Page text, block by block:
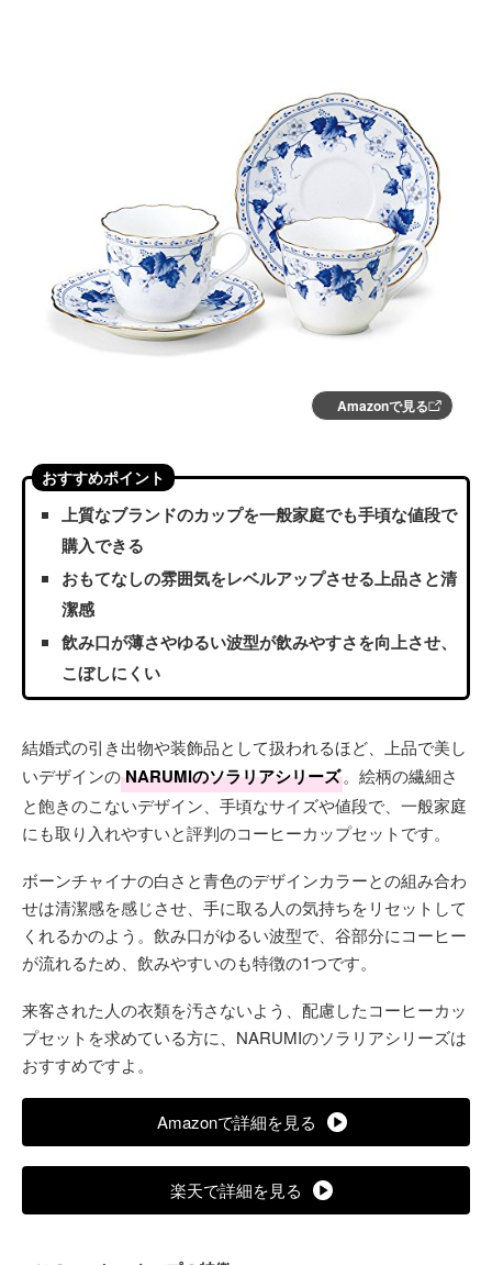
Amazonで見る
おすすめポイント
上質なブランドのカップを一般家庭でも手頃な値段で
購入できる
おもてなしの雰囲気をレベルアップさせる上品さと清
潔感
飲み口が薄さやゆるい波型が飲みやすさを向上させ、
こぼしにくい
結婚式の引き出物や装飾品として扱われるほど、上品で美し
いデザインのNARUMIのソラリアシリーズ。絵柄の繊細さ
と飽きのこないデザイン、手頃なサイズや値段で、一般家庭
にも取り入れやすいと評判のコーヒーカップセットです。
ボーンチャイナの白さと青色のデザインカラーとの組み合わ
せは清潔感を感じさせ、手に取る人の気持ちをリセットして
くれるかのよう。飲み口がゆるい波型で、谷部分にコーヒー
が流れるため、飲みやすいのも特徴の1つです。
来客された人の衣類を汚さないよう、配慮したコーヒーカッ
プセットを求めている方に、NARUMIのソラリアシリーズは
おすすめですよ。
Amazonで詳細を見る
楽天で詳細を見る